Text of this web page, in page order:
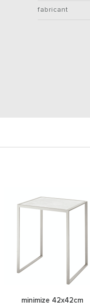
fabricant
minimize 42x42cm